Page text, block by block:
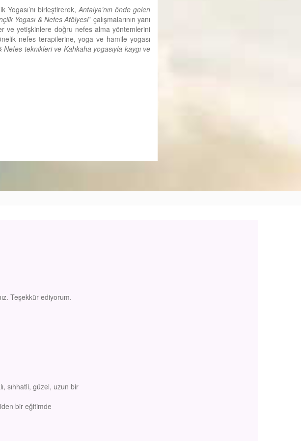
birleştirerek,Antalya’nın önde gelen
Yogası & Nefes Atölyesi” çalışmalarının yanı
ve yetişkinlere doğru nefes alma yöntemlerini
nefes terapilerine, yoga ve hamile yogası
teknikleri ve Kahkaha yogasıyla kaygı ve
Teşekkür ediyorum.
sıhhatli, güzel, uzun bir
bir eğitimde